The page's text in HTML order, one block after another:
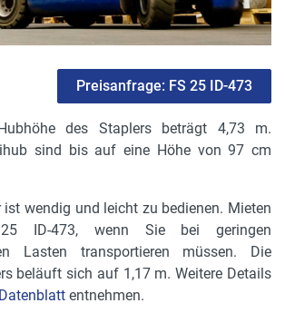
Bodenfreiheit
in kW
m
ohne Gabeln
m
Preisanfrage: FS 25 ID-473
des Staplers beträgt 4,73 m.
sind bis auf eine Höhe von 97 cm
ist wendig und leicht zu bedienen. Mieten
ID-473, wenn Sie bei geringen
Lasten transportieren müssen. Die
beläuft sich auf 1,17 m. Weitere Details
Datenblatt entnehmen.